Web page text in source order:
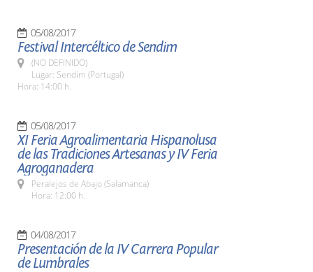
05/08/2017
Festival Intercéltico de Sendim
(NO DEFINIDO)
Lugar: Sendim (Portugal)
Hora: 14:00 h.
05/08/2017
XI Feria Agroalimentaria Hispanolusa
de las Tradiciones Artesanas y IV Feria
Agroganadera
Peralejos de Abajo (Salamanca)
Hora: 12:00 h.
04/08/2017
Presentación de la IV Carrera Popular
de Lumbrales